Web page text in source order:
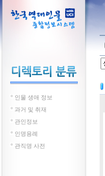
인물 생애 정보
과거 및 취재
관인정보
인명용례
관직명 사전